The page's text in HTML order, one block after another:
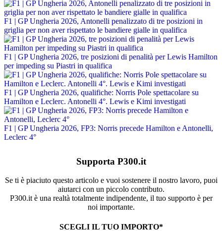
F1 | GP Ungheria 2026, Antonelli penalizzato di tre posizioni in
griglia per non aver rispettato le bandiere gialle in qualifica
F1 | GP Ungheria 2026, tre posizioni di penalità per Lewis Hamilton
per impeding su Piastri in qualifica
F1 | GP Ungheria 2026, qualifiche: Norris Pole spettacolare su
Hamilton e Leclerc. Antonelli 4°. Lewis e Kimi investigati
F1 | GP Ungheria 2026, FP3: Norris precede Hamilton e Antonelli,
Leclerc 4°
Supporta P300.it
Se ti è piaciuto questo articolo e vuoi sostenere il nostro lavoro, puoi
aiutarci con un piccolo contributo.
P300.it è una realtà totalmente indipendente, il tuo supporto è per
noi importante.
SCEGLI IL TUO IMPORTO*